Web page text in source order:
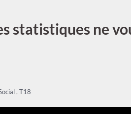
statistiques ne
, T18